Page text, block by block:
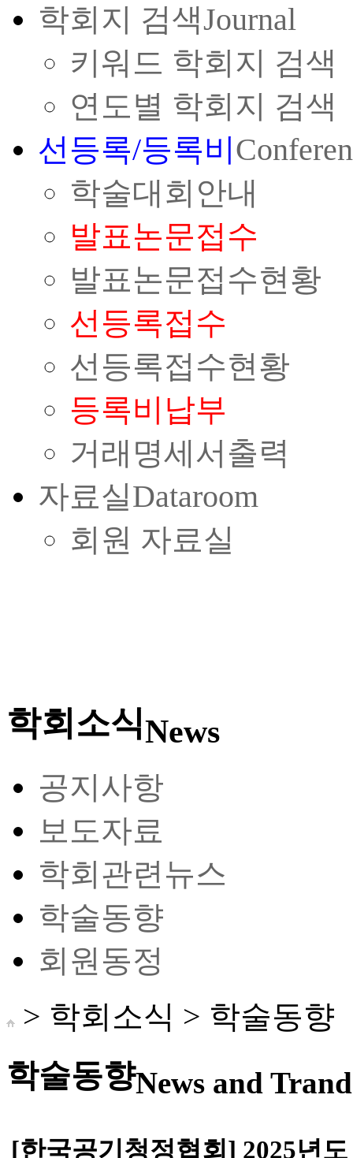
학회지 검색Journal
키워드 학회지 검색
연도별 학회지 검색
선등록/등록비
학술대회안내
발표논문접수
발표논문접수현황
선등록접수
선등록접수현황
등록비납부
거래명세서출력
자료실Dataroom
회원 자료실
학회소식News
공지사항
보도자료
학회관련뉴스
학술동향
회원동정
> 학회소식 > 학술동향
학술동향News and
[한국공기청정협회] 2025년